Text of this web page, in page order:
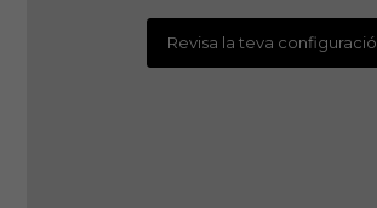
Revisa la teva configuració